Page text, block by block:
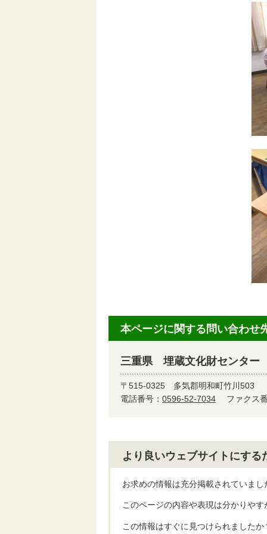
本ページに関する問い合わせ
三重県 埋蔵文化財センター
〒515-0325 多気郡明和町竹川503
電話番号： 0596-52-7034 ファクス
より良いウェブサイトにす
お求めの情報は充分掲載されていまし
このページの内容や表現は分かりやす
この情報はすぐに見つけられましたか